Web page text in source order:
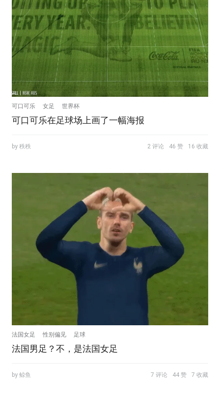
可口可乐 女足 世界杯
可口可乐在足球场上画了一幅海报
by 秩秩 2 评论 46 赞 16 收藏
法国女足 性别偏见 足球
法国男足？不，是法国女足
by 鲸鱼 7 评论 44 赞 7 收藏